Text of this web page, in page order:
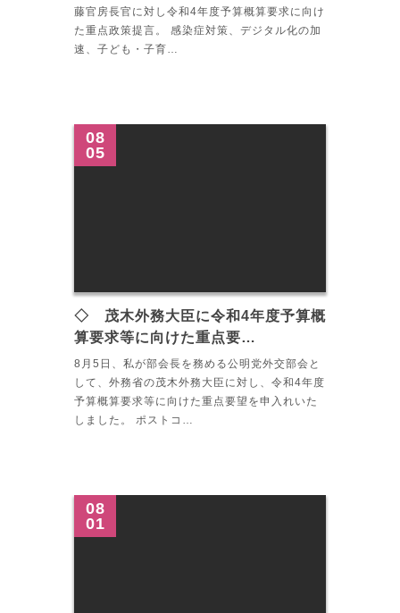
藤官房長官に対し令和4年度予算概算要求に向け
た重点政策提言。 感染症対策、デジタル化の加
速、子ども・子育…
08
05
◇ 茂木外務大臣に令和4年度予算概
算要求等に向けた重点要…
8月5日、私が部会長を務める公明党外交部会と
して、外務省の茂木外務大臣に対し、令和4年度
予算概算要求等に向けた重点要望を申入れいた
しました。 ポストコ…
08
01